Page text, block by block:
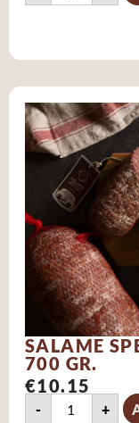
SALAME
700 GR.
€10.15
- +